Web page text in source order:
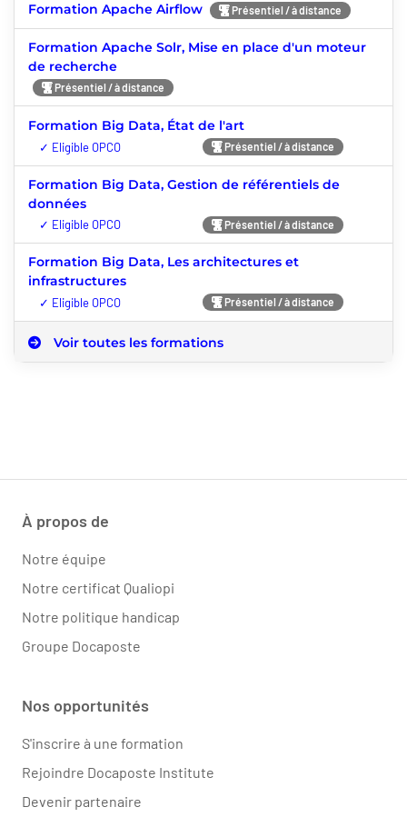
Formation Apache Airflow Présentiel / à distance
Formation Apache Solr, Mise en place d'un moteur
de recherche
Présentiel / à distance
Formation Big Data, État de l'art
Présentiel / à distance
Formation Big Data, Gestion de référentiels de
données
Présentiel / à distance
Formation Big Data, Les architectures et
infrastructures
Présentiel / à distance
Voir toutes les formations
À propos de
Notre équipe
Notre certificat Qualiopi
Notre politique handicap
Groupe Docaposte
Nos opportunités
S'inscrire à une formation
Rejoindre Docaposte Institute
Devenir partenaire